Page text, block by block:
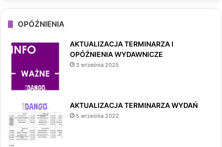
OPÓŹNIENIA
AKTUALIZACJA TERMINARZA I
OPÓŹNIENIA WYDAWNICZE
3 września 2025
AKTUALIZACJA TERMINARZA WYDAŃ
5 września 2022